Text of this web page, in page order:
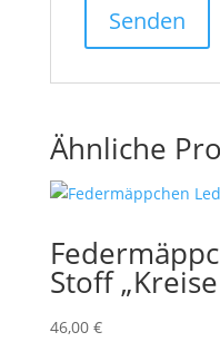
Ähnliche
Stoff
46,00 €